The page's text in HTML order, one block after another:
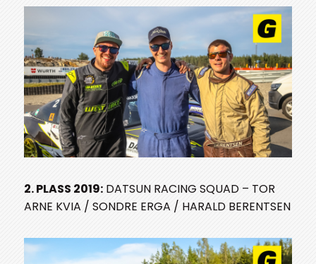
2. PLASS 2019: DATSUN RACING SQUAD – TOR
ARNE KVIA / SONDRE ERGA / HARALD BERENTSEN